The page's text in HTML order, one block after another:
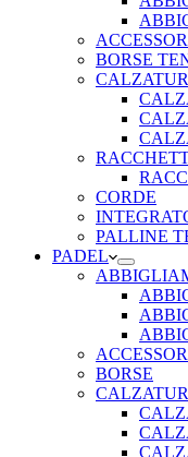
BORSE
CORDE
PALLINE
PADEL
BORSE